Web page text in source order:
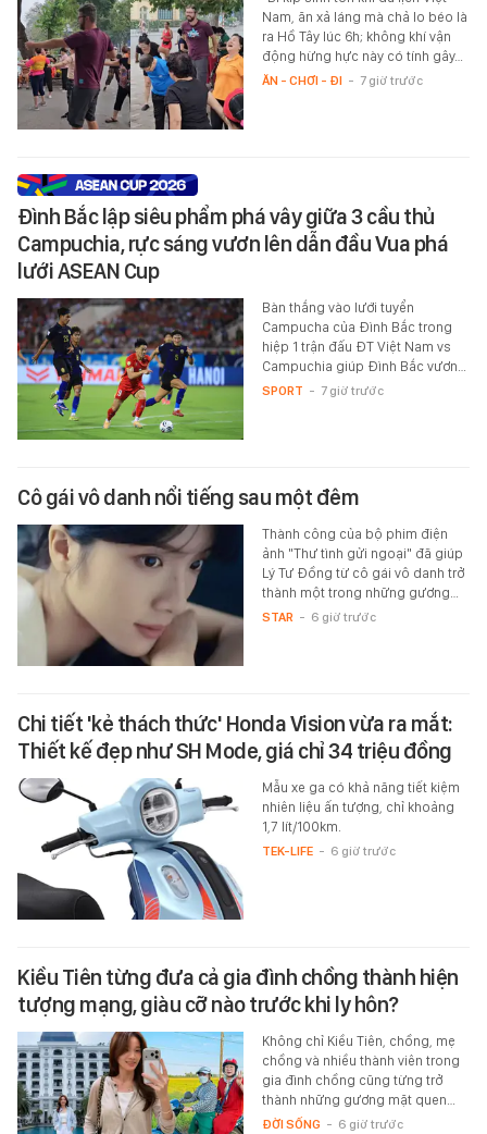
Nam, ăn xả láng mà chả lo béo là
ra Hồ Tây lúc 6h; không khí vận
động hừng hực này có tính gây…
ĂN - CHƠI - ĐI - 7 giờ trước
Đình Bắc lập siêu phẩm phá vây giữa 3 cầu thủ
Campuchia, rực sáng vươn lên dẫn đầu Vua phá
lưới ASEAN Cup
Bàn thắng vào lưới tuyển
Campucha của Đình Bắc trong
hiệp 1 trận đấu ĐT Việt Nam vs
Campuchia giúp Đình Bắc vươn…
SPORT - 7 giờ trước
Cô gái vô danh nổi tiếng sau một đêm
Thành công của bộ phim điện
ảnh "Thư tình gửi ngoại" đã giúp
Lý Tư Đồng từ cô gái vô danh trở
thành một trong những gương…
STAR - 6 giờ trước
Chi tiết 'kẻ thách thức' Honda Vision vừa ra mắt:
Thiết kế đẹp như SH Mode, giá chỉ 34 triệu đồng
Mẫu xe ga có khả năng tiết kiệm
nhiên liệu ấn tượng, chỉ khoảng
1,7 lít/100km.
TEK-LIFE - 6 giờ trước
Kiều Tiên từng đưa cả gia đình chồng thành hiện
tượng mạng, giàu cỡ nào trước khi ly hôn?
Không chỉ Kiều Tiên, chồng, mẹ
chồng và nhiều thành viên trong
gia đình chồng cũng từng trở
thành những gương mặt quen…
ĐỜI SỐNG - 6 giờ trước